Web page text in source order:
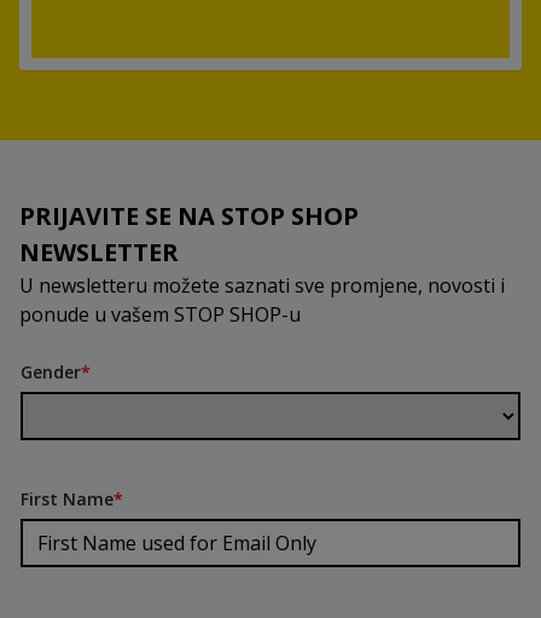
PRIJAVITE SE NA STOP SHOP
NEWSLETTER
U newsletteru možete saznati sve promjene, novosti i
ponude u vašem STOP SHOP-u
Gender*
First Name*